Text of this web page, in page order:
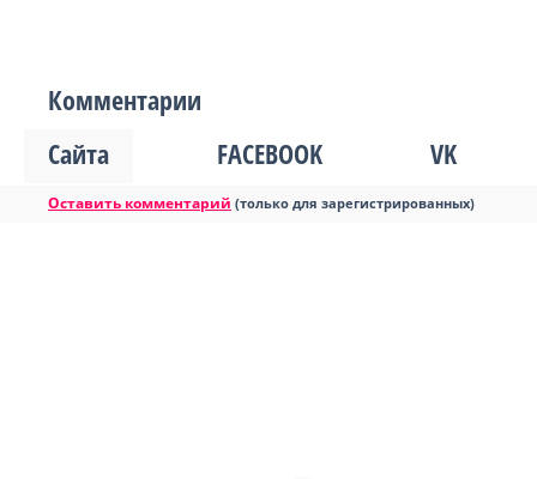
Комментарии
Сайта
FACEBOOK VK
Оставить комментарий (только для зарегистрированных)